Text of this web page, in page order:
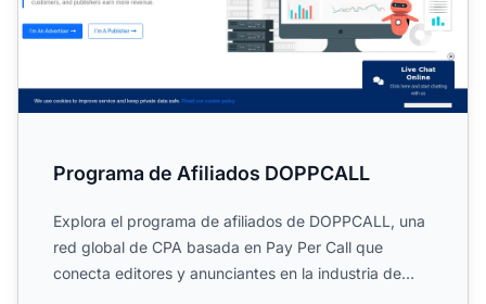
Programa de Afiliados DOPPCALL
Explora el programa de afiliados de DOPPCALL, una
red global de CPA basada en Pay Per Call que
conecta editores y anunciantes en la industria de